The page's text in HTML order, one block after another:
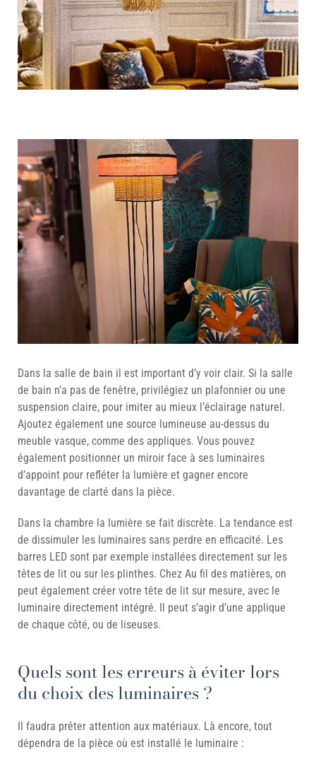
Dans la salle de bain il est important d’y voir clair. Si la salle
de bain n’a pas de fenêtre, privilégiez un plafonnier ou une
suspension claire, pour imiter au mieux l’éclairage naturel.
Ajoutez également une source lumineuse au-dessus du
meuble vasque, comme des appliques. Vous pouvez
également positionner un miroir face à ses luminaires
d’appoint pour refléter la lumière et gagner encore
davantage de clarté dans la pièce.
Dans la chambre la lumière se fait discrète. La tendance est
de dissimuler les luminaires sans perdre en efficacité. Les
barres LED sont par exemple installées directement sur les
têtes de lit ou sur les plinthes. Chez Au fil des matières, on
peut également créer votre tête de lit sur mesure, avec le
luminaire directement intégré. Il peut s’agir d’une applique
de chaque côté, ou de liseuses.
Quels sont les erreurs à éviter lors
du choix des luminaires ?
Il faudra prêter attention aux matériaux. Là encore, tout
dépendra de la pièce où est installé le luminaire :